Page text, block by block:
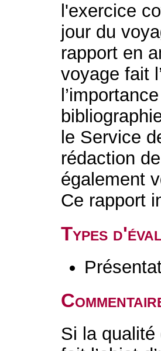
l'exercice
jour du
rapport en
voyage fait
le Service
rédaction
également
Ce rapport
Types
Si la